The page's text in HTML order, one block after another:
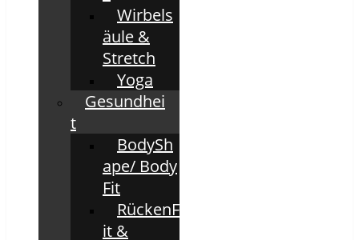
Wirbels
äule &
Stretch
Yoga
Gesundhei
t
BodySh
ape/ Body
Fit
RückenF
it &